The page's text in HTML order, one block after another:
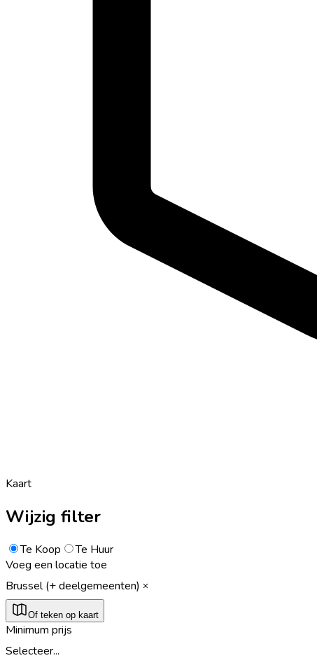
Kaart
Wijzig filter
Te Koop
Te Huur
Voeg een locatie toe
Brussel (+ deelgemeenten)
Of teken op kaart
Minimum prijs
Selecteer...